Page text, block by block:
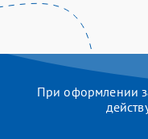
При оформлении